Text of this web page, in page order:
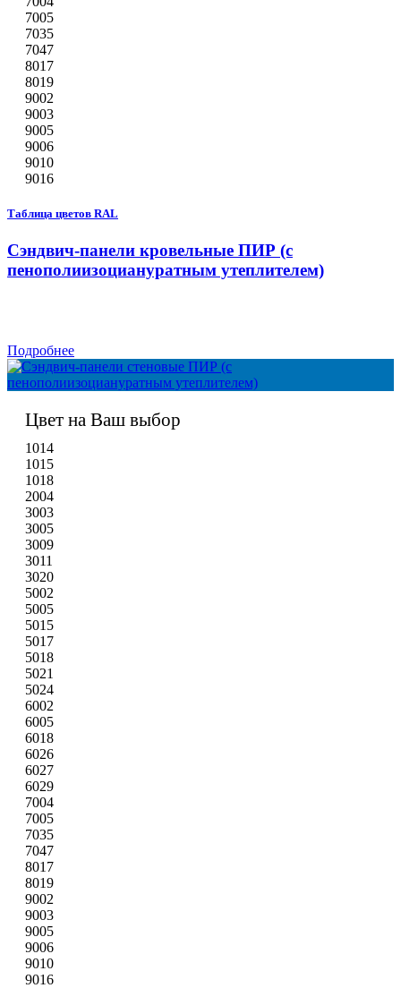
7005
7035
7047
8017
8019
9002
9003
9005
9006
9010
9016
Таблица цветов RAL
Сэндвич-панели кровельные ПИР (с
пенополиизоциануратным утеплителем)
Подробнее
Цвет на Ваш выбор
1014
1015
1018
2004
3003
3005
3009
3011
3020
5002
5005
5015
5017
5018
5021
5024
6002
6005
6018
6026
6027
6029
7004
7005
7035
7047
8017
8019
9002
9003
9005
9006
9010
9016